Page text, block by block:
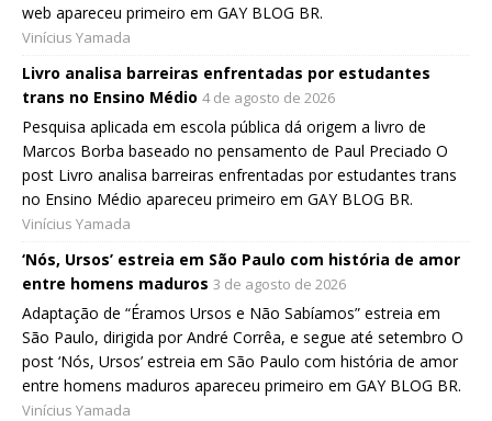
web apareceu primeiro em GAY BLOG BR.
Vinícius Yamada
Livro analisa barreiras enfrentadas por estudantes
trans no Ensino Médio 4 de agosto de 2026
Pesquisa aplicada em escola pública dá origem a livro de
Marcos Borba baseado no pensamento de Paul Preciado O
post Livro analisa barreiras enfrentadas por estudantes trans
no Ensino Médio apareceu primeiro em GAY BLOG BR.
Vinícius Yamada
‘Nós, Ursos’ estreia em São Paulo com história de amor
entre homens maduros 3 de agosto de 2026
Adaptação de “Éramos Ursos e Não Sabíamos” estreia em
São Paulo, dirigida por André Corrêa, e segue até setembro O
post ‘Nós, Ursos’ estreia em São Paulo com história de amor
entre homens maduros apareceu primeiro em GAY BLOG BR.
Vinícius Yamada